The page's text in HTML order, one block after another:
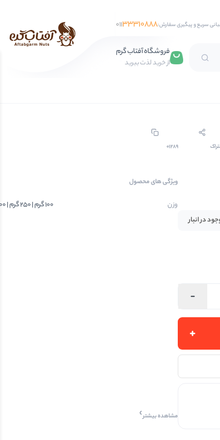
سریع و پیگیری سفارش: 01133310888
تخمه جابانی
تخمه هندوانه
فندق با پوست
فروشگاه آفتاب گرم
از خرید لذت ببرید
01289
در انبار
ویژگی های محصول
وزن 100 گرم | 250 گرم | 500 گرم | 750 گرم | 1 کیلوگرم
مشاهده بیشتر